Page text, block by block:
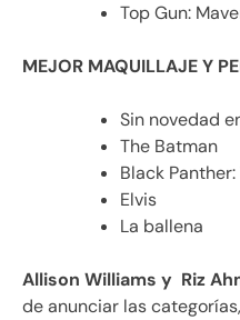
Top Gun:
MEJOR MAQUILLAJE Y
Sin novedad
The Batman
Black
Elvis
La ballena
Allison Williams y Riz
de anunciar las categorías,